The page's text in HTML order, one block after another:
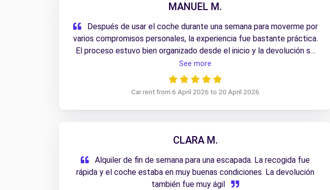
MANUEL M.
Después de usar el coche durante una semana para moverme por
varios compromisos personales, la experiencia fue bastante práctica.
El proceso estuvo bien organizado desde el inicio y la devolución se
hizo de forma ágil. El coche respondió perfectamente durante todo el
alquiler.
See more
Car rent from 6 April 2026 to 20 April 2026
CLARA M.
Alquiler de fin de semana para una escapada. La recogida fue
rápida y el coche estaba en muy buenas condiciones. La devolución
también fue muy ágil